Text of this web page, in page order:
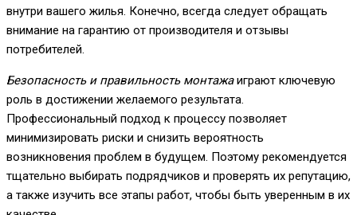
внутри вашего жилья. Конечно, всегда следует обращать
внимание на гарантию от производителя и отзывы
потребителей.
Безопасность и правильность монтажаиграют ключевую
роль в достижении желаемого результата.
Профессиональный подход к процессу позволяет
минимизировать риски и снизить вероятность
возникновения проблем в будущем. Поэтому рекомендуется
тщательно выбирать подрядчиков и проверять их репутацию,
а также изучить все этапы работ, чтобы быть уверенным в их